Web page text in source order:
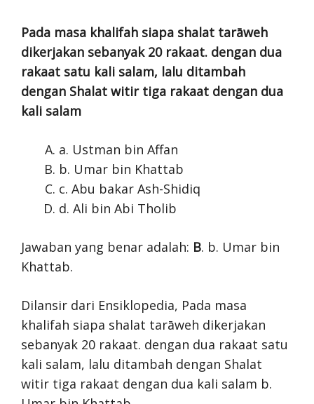
Pada masa khalifah siapa shalat tarāweh
dikerjakan sebanyak 20 rakaat. dengan dua
rakaat satu kali salam, lalu ditambah
dengan Shalat witir tiga rakaat dengan dua
kali salam
a. Ustman bin Affan
b. Umar bin Khattab
c. Abu bakar Ash-Shidiq
d. Ali bin Abi Tholib
Jawaban yang benar adalah: B. b. Umar bin
Khattab.
Dilansir dari Ensiklopedia, Pada masa
khalifah siapa shalat tarāweh dikerjakan
sebanyak 20 rakaat. dengan dua rakaat satu
kali salam, lalu ditambah dengan Shalat
witir tiga rakaat dengan dua kali salam b.